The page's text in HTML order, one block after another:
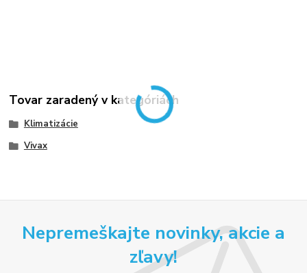
Tovar zaradený v kategóriách
Klimatizácie
Vivax
Nepremeškajte novinky, akcie a
zľavy!